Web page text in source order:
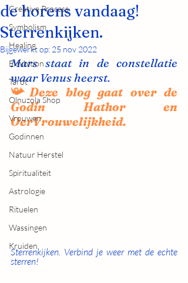
Creative Process
Symbolism
Healing
Exhibition
Tarot
Olnuzola Shop
Vrouwen
Godinnen
Natuur Herstel
Spiritualiteit
Astrologie
Rituelen
Wassingen
Kruiden
de horens vandaag!
Sterrenkijken.
Bijgewerkt op: 25 nov 2022
Mars staat in de constellatie
waar Venus heerst.
📯Deze blog gaat over de
Godin Hathor en
OerVrouwelijkheid.
Sterrenkijken. Verbind je weer met de echte
sterren!